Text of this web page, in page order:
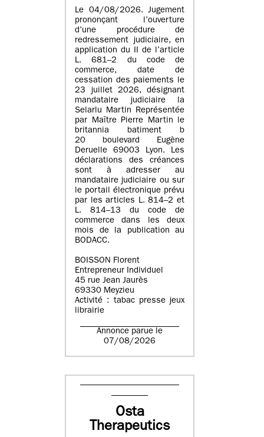
Le 04/08/2026. Jugement
prononçant l’ouverture
d’une procédure de
redressement judiciaire, en
application du II de l’article
L. 681–2 du code de
commerce, date de
cessation des paiements le
23 juillet 2026, désignant
mandataire judiciaire la
Selarlu Martin Représentée
par Maître Pierre Martin le
britannia batiment b
20 boulevard Eugène
Deruelle 69003 Lyon. Les
déclarations des créances
sont à adresser au
mandataire judiciaire ou sur
le portail électronique prévu
par les articles L. 814–2 et
L. 814–13 du code de
commerce dans les deux
mois de la publication au
BODACC.
BOISSON Florent
Entrepreneur Individuel
45 rue Jean Jaurès
69330 Meyzieu
Activité : tabac presse jeux
librairie
Annonce parue le
07/08/2026
Osta
Therapeutics